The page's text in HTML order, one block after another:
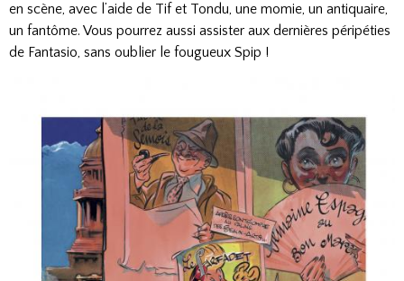
en scène, avec l’aide de Tif et Tondu, une momie, un antiquaire,
un fantôme. Vous pourrez aussi assister aux dernières péripéties
de Fantasio, sans oublier le fougueux Spip !